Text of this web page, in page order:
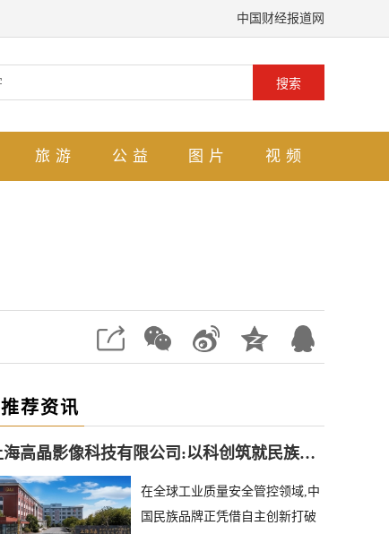
中国财经报道网
搜索
旅游 公益 图片 视频
推荐资讯
上海高晶影像科技有限公司:以科创筑就民族检测品牌
在全球工业质量安全管控领域,中
国民族品牌正凭借自主创新打破